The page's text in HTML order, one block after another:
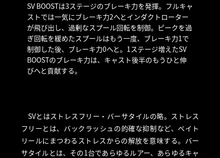
SV BOOSTは3ステージのブレーキ力を発揮。フルキャ
ストでは一気にブレーキ力2へとインダクトローター
が飛び出し、過剰なスプール回転を制御。ピークを過
ぎ回転を緩めたスプールはもう一度、ブレーキ力1で
制御した後、ブレーキ力0へと。1ステージ増えたSV
BOOSTのブレーキ力は、キャスト後半のもうひと伸
びへと貢献する。
SVとはストレスフリー・バーサタイルの略。ストレス
フリーとは、バックラッシュの的確な抑制など、ベイト
リールにまつわるストレスからの解放を意味する。バー
サタイルとは、その1台であらゆるルアー、あらゆるキャ